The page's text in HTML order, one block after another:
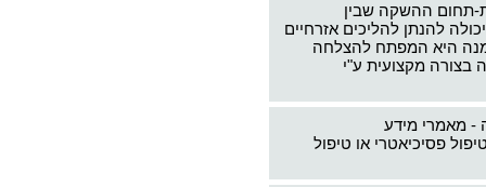
תחום ההשקה שבין
להנתן להליכים אזרחיים
היא המפתח להצלחה
בצורה מקצועית ע"י
- מאמרי מידע
פסיכיאטרי או טיפול